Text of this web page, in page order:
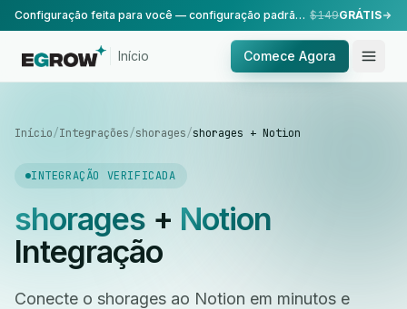
Configuração feita para você — configuração padrão, realizada pela nossa equipe. $149GRÁTIS
Início Comece Agora
Início/Integrações/shorages/shorages + Notion
INTEGRAÇÃO VERIFICADA
shorages+ Notion
Integração
Conecte o shorages ao Notion em minutos e